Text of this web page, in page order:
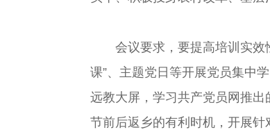
会议要求，要提高培训实
课”、主题党日等开展党员集中
远教大屏，学习共产党员网推
节前后返乡的有利时机，开展针